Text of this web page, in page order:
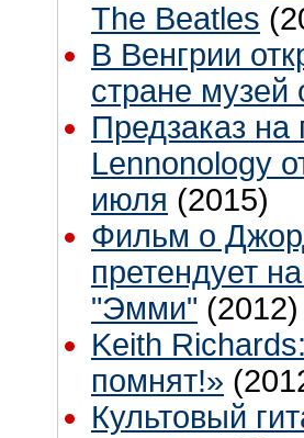
The Beatles
В Венгрии
стране музей
Предзаказ
Lennonology
июля (2015)
Фильм о
претендует
"Эмми" (2012)
Keith
помнят!»
Культовый